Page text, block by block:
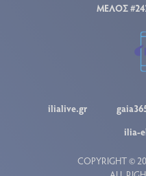
ΜΕΛΟΣ
ilialive.gr
ilia-
COPYRIGHT ©